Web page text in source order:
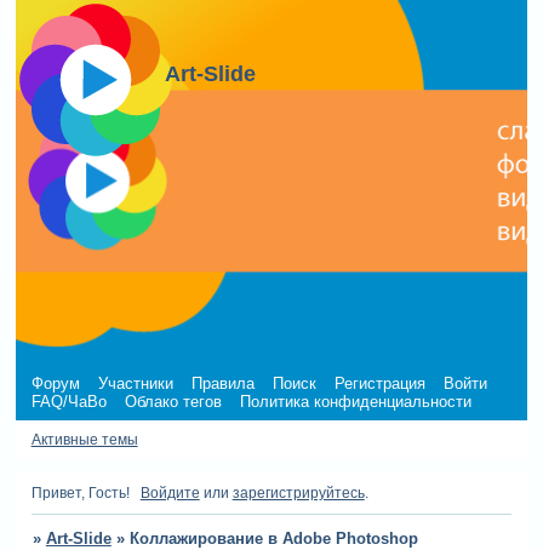
Art-Slide
Форум Участники Правила Поиск Регистрация
Войти
FAQ/ЧаВо
Облако тегов Политика конфиденциальности
Активные темы
Привет, Гость! Войдите или зарегистрируйтесь.
» Art-Slide » Коллажирование в Adobe Photoshop